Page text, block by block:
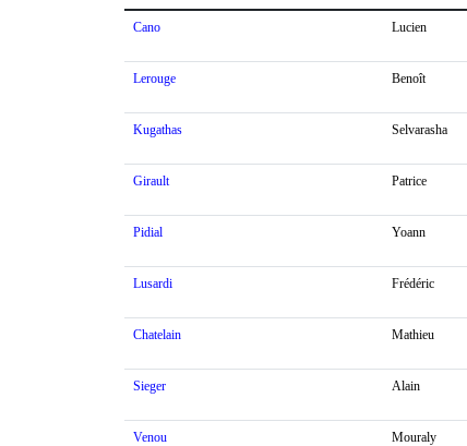
Cano Lucien
Lerouge Benoît
Kugathas Selvarasha
Girault Patrice
Pidial Yoann
Lusardi Frédéric
Chatelain Mathieu
Sieger Alain
Venou Mouraly